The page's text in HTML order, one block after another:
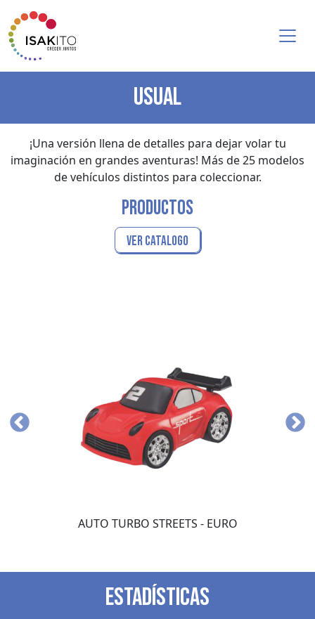
USUAL
¡Una versión llena de detalles para dejar volar tu
imaginación en grandes aventuras! Más de 25 modelos
de vehículos distintos para coleccionar.
PRODUCTOS
VER CATALOGO
AUTO TURBO STREETS - EURO
ESTADÍSTICAS